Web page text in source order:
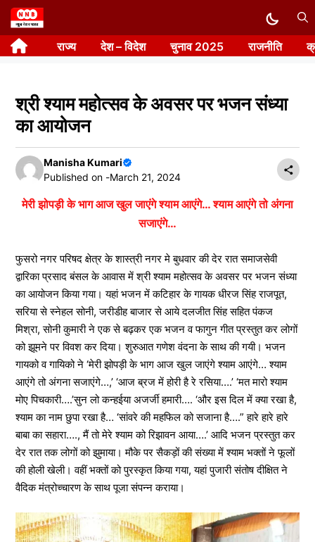
Skip
to
content राज्य देश – विदेश चुनाव 2025 राजनीति
श्री श्याम महोत्सव के अवसर पर भजन संध्या
का आयोजन
Manisha Kumari
Published on -March 21, 2024
मेरी झोपड़ी के भाग आज खुल जाएंगे श्याम आएंगे… श्याम आएंगे तो अंगना
सजाएंगे…
फुसरो नगर परिषद क्षेत्र के शास्त्री नगर मे बुधवार की देर रात समाजसेवी
द्वारिका प्रसाद बंसल के आवास में श्री श्याम महोत्सव के अवसर पर भजन संध्या
का आयोजन किया गया। यहां भजन में कटिहार के गायक धीरज सिंह राजपूत,
सरिया से स्नेहल सोनी, जरीडीह बाजार से आये दलजीत सिंह सहित पंकज
मिश्रा, सोनी कुमारी ने एक से बढ़कर एक भजन व फागुन गीत प्रस्तुत कर लोगों
को झूमने पर विवश कर दिया। शुरुआत गणेश वंदना के साथ की गयी। भजन
गायको व गायिको ने ‘मेरी झोपड़ी के भाग आज खुल जाएंगे श्याम आएंगे… श्याम
आएंगे तो अंगना सजाएंगे…,’ ‘आज ब्रज में होरी है रे रसिया….’ ‘मत मारो श्याम
मोए पिचकारी….’सुन लो कन्हईया अजर्जी हमारी…. ‘और इस दिल में क्या रखा है,
श्याम का नाम छुपा रखा है… ‘सांवरे की महफिल को सजाना है….” हारे हारे हारे
बाबा का सहारा…., मैं तो मेरे श्याम को रिझावन आया….’ आदि भजन प्रस्तुत कर
देर रात तक लोगों को झुमाया। मौके पर सैकड़ों की संख्या में श्याम भक्तों ने फूलों
की होली खेली। वहीं भक्तों को पुरस्कृत किया गया, यहां पुजारी संतोष दीक्षित ने
वैदिक मंत्रोच्चारण के साथ पूजा संपन्न कराया।